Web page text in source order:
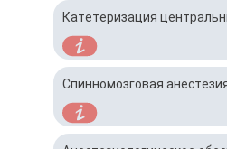
Катетеризация
Спинномозговая